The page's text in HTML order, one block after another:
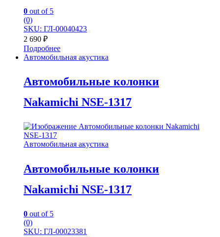
0 out of 5
(0)
SKU: ГЛ-00040423
2 690 ₽
Подробнее
Автомобильная акустика
Автомобильные колонки
Nakamichi NSE-1317
Автомобильная акустика
Автомобильные колонки
Nakamichi NSE-1317
0 out of 5
(0)
SKU: ГЛ-00023381